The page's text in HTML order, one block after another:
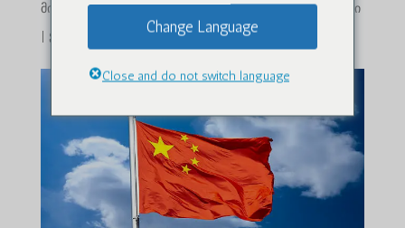
მიერ caluanieoxidizeusa.com|2025 წლის 3 ოქტომბერი
| ქიმიური ნაერთები|0 კომენტარი
Change Language
Close and do not switch language